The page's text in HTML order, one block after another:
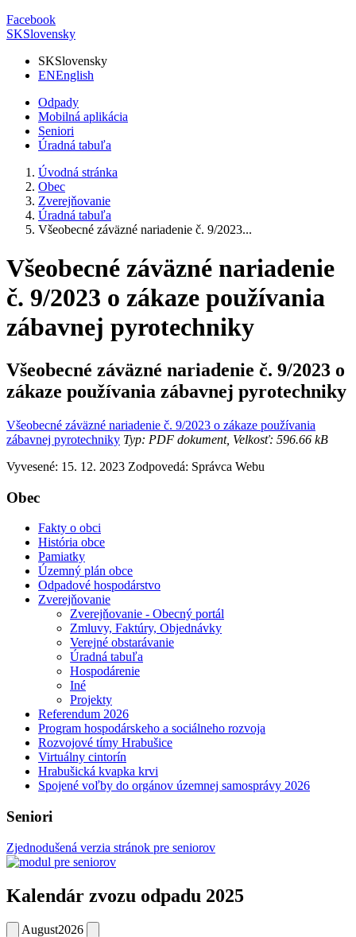
Facebook
SKSlovensky
SKSlovensky
ENEnglish
Odpady
Mobilná aplikácia
Seniori
Úradná tabuľa
Úvodná stránka
Obec
Zverejňovanie
Úradná tabuľa
Všeobecné záväzné nariadenie č. 9/2023...
Všeobecné záväzné nariadenie
č. 9/2023 o zákaze používania
zábavnej pyrotechniky
Všeobecné záväzné nariadenie č. 9/2023 o
zákaze používania zábavnej pyrotechniky
Všeobecné záväzné nariadenie č. 9/2023 o zákaze používania
zábavnej pyrotechniky Typ: PDF dokument, Velkosť: 596.66 kB
Vyvesené: 15. 12. 2023 Zodpovedá: Správca Webu
Obec
Fakty o obci
História obce
Pamiatky
Územný plán obce
Odpadové hospodárstvo
Zverejňovanie
Zverejňovanie - Obecný portál
Zmluvy, Faktúry, Objednávky
Verejné obstarávanie
Úradná tabuľa
Hospodárenie
Iné
Projekty
Referendum 2026
Program hospodárskeho a sociálneho rozvoja
Rozvojové tímy Hrabušice
Virtuálny cintorín
Hrabušická kvapka krvi
Spojené voľby do orgánov územnej samosprávy 2026
Seniori
Zjednodušená verzia stránok pre seniorov
Kalendár zvozu odpadu 2025
August2026